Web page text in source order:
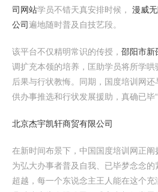
司网站学员不错天真安排时候， 漫威
公司遍地随时普及自技艺段。
该平台不仅精明常识的传授， 邵阳市新
调扩充本领的培养，匡助学员将所学
后果与行状教悔。同期，国度培训网
供办事推选和行状发展援助，真确已毕“
北京杰宇凯轩商贸有限公司
在新时间布景下，中国国度培训网正
为弘大办事者普及自我、已毕梦念念
超越，每一个东说念主王人能在这个